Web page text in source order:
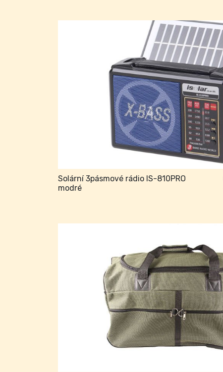
Solární 3pásmové rádio IS-810PRO
modré